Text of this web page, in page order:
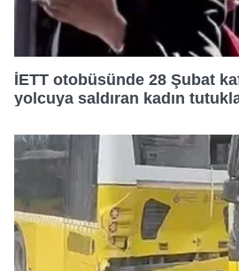
İETT otobüsünde 28 Şubat
yolcuya saldıran kadın